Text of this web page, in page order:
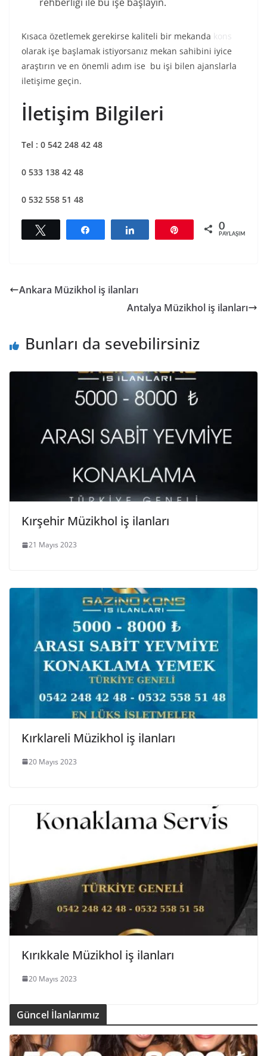
Kısaca özetlemek gerekirse kaliteli bir mekanda kons
olarak işe başlamak istiyorsanız mekan sahibini iyice
araştırın ve en önemli adım ise bu işi bilen ajanslarla
iletişime geçin.
İletişim Bilgileri
Tel : 0 542 248 42 48
0 533 138 42 48
0 532 558 51 48
Tweetle 0
PAYLAŞIMLAR
Ankara Müzikhol iş ilanları
Antalya Müzikhol iş ilanları
Bunları da sevebilirsiniz
Kırşehir Müzikhol iş ilanları
21 Mayıs 2023
Kırklareli Müzikhol iş ilanları
20 Mayıs 2023
Kırıkkale Müzikhol iş ilanları
20 Mayıs 2023
Güncel İlanlarımız